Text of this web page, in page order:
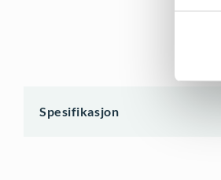
Spesifikasjon